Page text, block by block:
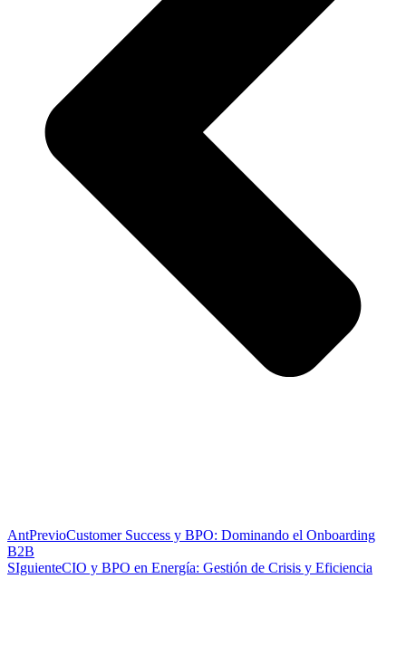
AntPrevioCustomer Success y BPO: Dominando el Onboarding
B2B
SIguienteCIO y BPO en Energía: Gestión de Crisis y Eficiencia